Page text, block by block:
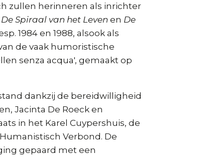
zullen herinneren als inrichter
De Spiraal van het Leven en De
1984 en 1988, alsook als
de vaak humoristische
senza acqua', gemaakt op
dankzij de bereidwilligheid
Jacinta De Roeck en
in het Karel Cuypershuis, de
Verbond. De
gepaard met een